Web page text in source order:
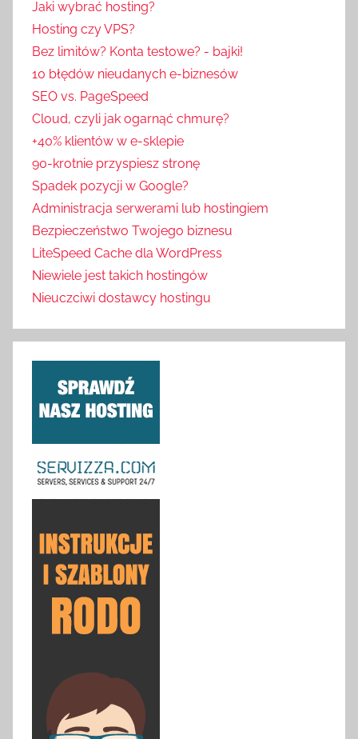
l
i
s
y
b
r
a
n
ż
y
Jaki wybrać hosting?
Hosting czy VPS?
Bez limitów? Konta testowe? - bajki!
10 błędów nieudanych e-biznesów
SEO vs. PageSpeed
Cloud, czyli jak ogarnąć chmurę?
+40% klientów w e-sklepie
90-krotnie przyspiesz stronę
Spadek pozycji w Google?
Administracja serwerami lub hostingiem
Bezpieczeństwo Twojego biznesu
LiteSpeed Cache dla WordPress
Niewiele jest takich hostingów
Nieuczciwi dostawcy hostingu